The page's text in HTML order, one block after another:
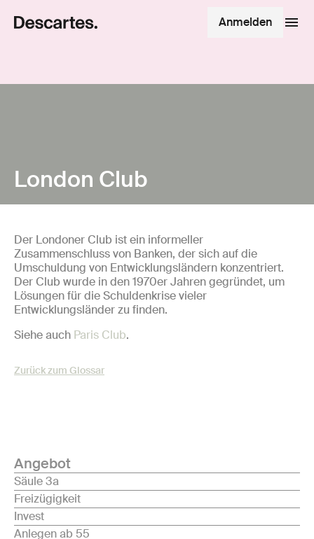
Anmelden
London Club
Der Londoner Club ist ein informeller
Zusammenschluss von Banken, der sich auf die
Umschuldung von Entwicklungsländern konzentriert.
Der Club wurde in den 1970er Jahren gegründet, um
Lösungen für die Schuldenkrise vieler
Entwicklungsländer zu finden.
Siehe auch Paris Club.
Zurück zum Glossar
Angebot
Säule 3a
Freizügigkeit
Invest
Anlegen ab 55